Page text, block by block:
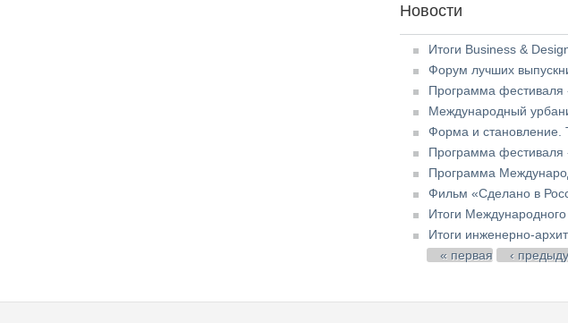
Новости
Итоги Business &
Форум лучших
Программа фестиваля
Международный
Форма и становление.
Программа фестиваля
Программа
Фильм «Сделано в
Итоги
Итоги инженерно-
Страницы
« первая ‹